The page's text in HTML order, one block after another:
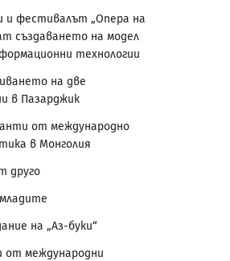
и фестивалът „Опера на
създаването на модел
технологии
на две
в Пазарджик
от международно
в Монголия
друго
на „Аз-буки“
международни